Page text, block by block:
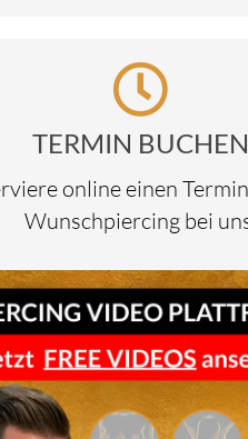
TERMIN BUCHEN
online einen
Wunschpiercing bei